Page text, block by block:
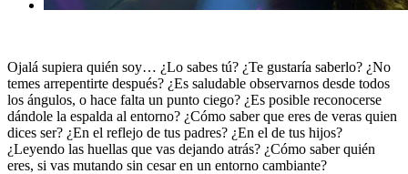
Ojalá supiera quién soy… ¿Lo sabes tú? ¿Te gustaría saberlo? ¿No
temes arrepentirte después? ¿Es saludable observarnos desde todos
los ángulos, o hace falta un punto ciego? ¿Es posible reconocerse
dándole la espalda al entorno? ¿Cómo saber que eres de veras quien
dices ser? ¿En el reflejo de tus padres? ¿En el de tus hijos?
¿Leyendo las huellas que vas dejando atrás? ¿Cómo saber quién
eres, si vas mutando sin cesar en un entorno cambiante?